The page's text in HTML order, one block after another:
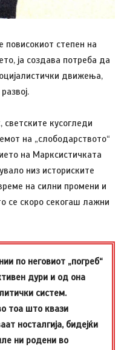
повисокиот степен на
ја создава потреба да
движења,
кусогледи
на „слободарството“
на Марксистичката
низ историските
на силни промени и
се скоро секогаш лажни
по неговиот „погреб“
дури и од она
систем.
тоа што квази
носталгија, бидејќи
ни родени во